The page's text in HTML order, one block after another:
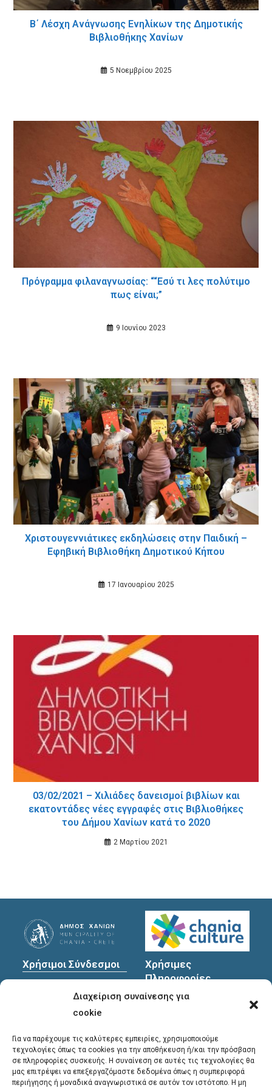
Διαχείριση συναίνεσης για
cookie
Για να παρέχουμε τις καλύτερες εμπειρίες, χρησιμοποιούμε
τεχνολογίες όπως τα cookies για την αποθήκευση ή/και την πρόσβαση
σε πληροφορίες συσκευής. Η συναίνεση σε αυτές τις τεχνολογίες θα
μας επιτρέψει να επεξεργαζόμαστε δεδομένα όπως η συμπεριφορά
περιήγησης ή μοναδικά αναγνωριστικά σε αυτόν τον ιστότοπο. Η μη
Β΄ Λέσχη Ανάγνωσης Ενηλίκων της Δημοτικής
Βιβλιοθήκης Χανίων
5 Νοεμβρίου 2025
Πρόγραμμα φιλαναγνωσίας: ““Εσύ τι λες πολύτιμο
πως είναι;”
9 Ιουνίου 2023
Χριστουγεννιάτικες εκδηλώσεις στην Παιδική –
Εφηβική Βιβλιοθήκη Δημοτικού Κήπου
17 Ιανουαρίου 2025
03/02/2021 – Χιλιάδες δανεισμοί βιβλίων και
εκατοντάδες νέες εγγραφές στις Βιβλιοθήκες
του Δήμου Χανίων κατά το 2020
2 Μαρτίου 2021
Χρήσιμοι Σύνδεσμοι
Προσωπικών
Χρήσιμες
Πληροφορίες
Διεύθυνση
Χανιά, 731 35
Τηλέφωνα
επικοινωνίας: